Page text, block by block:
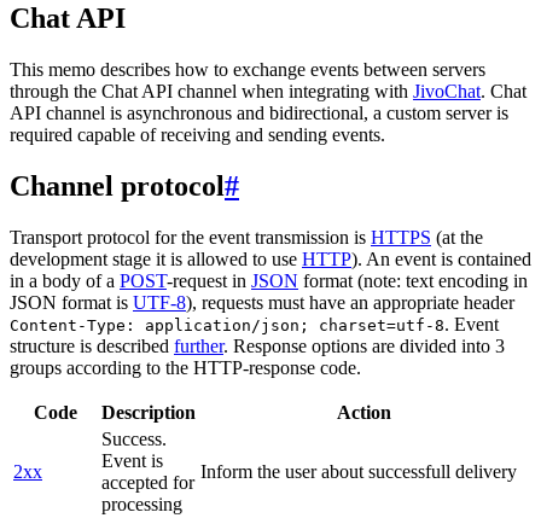
Chat API
This memo describes how to exchange events between servers
through the Chat API channel when integrating with JivoChat. Chat
API channel is asynchronous and bidirectional, a custom server is
required capable of receiving and sending events.
Channel protocol#
Transport protocol for the event transmission is HTTPS (at the
development stage it is allowed to use HTTP). An event is contained
in a body of a POST-request in JSON format (note: text encoding in
JSON format is UTF-8), requests must have an appropriate header
Content-Type: application/json; charset=utf-8. Event
structure is described further. Response options are divided into 3
groups according to the HTTP-response code.
Code Description Action
2xx
Success.
Event is
accepted for
processing
Inform the user about successfull delivery